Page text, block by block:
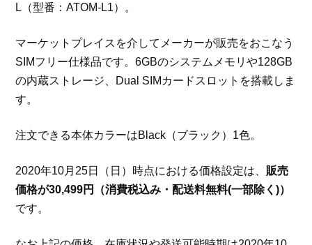
L（型番：ATOM-L1）。
マーケットプレイスを介してメーカーが販売をおこなう
SIMフリー仕様品です。6GBのシステムメモリや128GB
の内蔵ストレージ、Dual SIMカードスロットを搭載しま
す。
注文できる本体カラーはBlack（ブラック）1色。
2020年10月25日（日）時点における価格設定は、 販売
価格が30,499円（消費税込み・配送料無料(一部除く)）
です。